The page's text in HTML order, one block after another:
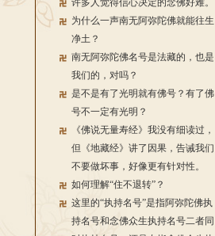
许多人觉得信心决定的念佛好难。
为什么一声南无阿弥陀佛就能往生
净土？
南无阿弥陀佛名号是法藏的，也是
我们的，对吗？
是不是有了光明就有佛号？有了佛
号不一定有光明？
《佛说无量寿经》我没有细读过，
但《地藏经》讲了因果，告诫我们
不要做坏事，好像更有针对性。
如何理解“住不退转”？
这里的“执持名号”是指阿弥陀佛执
持名号和念佛众生执持名号二者同